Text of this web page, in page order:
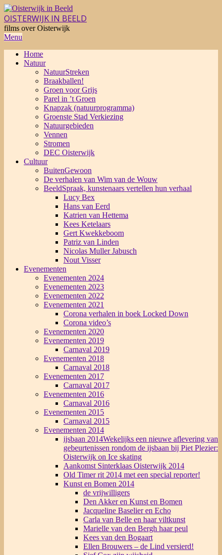
Skip
to
content
OISTERWIJK IN BEELD
films over Oisterwijk
Primary
Menu
Menu
Home
Natuur
NatuurStreken
Braakballen!
Groen voor Grijs
Parel in ’t Groen
Knapzak (natuurprogramma)
Groenste Stad Verkiezing
Natuurgebieden
Vennen
Stromen
DEC Oisterwijk
Cultuur
BuitenGewoon
De verhalen van Wim van de Wouw
BeeldSpraak, kunstenaars vertellen hun verhaal
Lucy Bex
Hans van Eerd
Katrien van Hettema
Kees Ketelaars
Gert Kwekkeboom
Patriz van Linden
Nicolas Muller Jabusch
Nout Visser
Evenementen
Evenementen 2024
Evenementen 2023
Evenementen 2022
Evenementen 2021
Corona verhalen in boek Locked Down
Corona video’s
Evenementen 2020
Evenementen 2019
Carnaval 2019
Evenementen 2018
Carnaval 2018
Evenementen 2017
Carnaval 2017
Evenementen 2016
Carnaval 2016
Evenementen 2015
Carnaval 2015
Evenementen 2014
ijsbaan 2014Wekelijks een nieuwe aflevering van
gebeurtenissen rondom de ijsbaan bij Piet Plezier:
Oisterwijk on Ice skating
Aankomst Sinterklaas Oisterwijk 2014
Old Timer rit 2014 met een special reporter!
Kunst en Bomen 2014
de vrijwilligers
Den Akker en Kunst en Bomen
Jacqueline Baselier en Echo
Carla van Belle en haar viltkunst
Marielle van den Bergh haar peul
Kees van den Bogaart
Ellen Brouwers – de Lind versierd!